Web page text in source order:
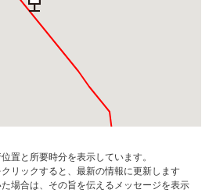
置と所要時分を表示しています。
リックすると、最新の情報に更新します
場合は、その旨を伝えるメッセージを表示